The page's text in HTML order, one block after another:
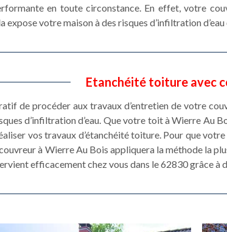
en toute circonstance. En effet, votre
expose votre maison à des risques d’infiltration
Etanchéité toiture avec
de procéder aux travaux d’entretien de votre
d’infiltration d’eau. Que votre toit à Wierre
vos travaux d’étanchéité toiture. Pour que
couvreur à Wierre Au Bois appliquera la méthode la
efficacement chez vous dans le 62830 grâce à